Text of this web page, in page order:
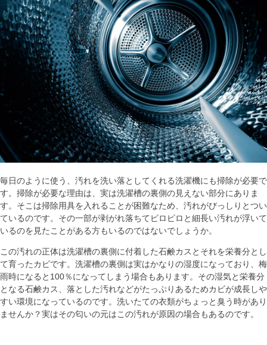
毎日のように使う、汚れを洗い落としてくれる洗濯機にも掃除が必要で
す。掃除が必要な理由は、実は洗濯槽の裏側の見えない部分にありま
す。そこは掃除用具を入れることが困難なため、汚れがびっしりとつい
ているのです。その一部が剥がれ落ちてピロピロと細長い汚れが浮いて
いるのを見たことがある方もいるのではないでしょうか。
この汚れの正体は洗濯槽の裏側に付着した石鹸カスとそれを栄養分とし
て育ったカビです。洗濯槽の裏側は実はかなりの湿度になっており、梅
雨時になると100％になってしまう場合もあります。その湿気と栄養分
となる石鹸カス、落とした汚れなどがたっぷりあるためカビが成長しや
すい環境になっているのです。洗いたての衣類がちょっと臭う時があり
ませんか？実はその匂いの元はこの汚れが原因の場合もあるのです。